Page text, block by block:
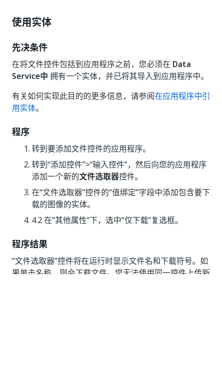
使用实体
先决条件
在将文件控件包括到应用程序之前，您必须在 Data
Service中 拥有一个实体，并已将其导入到应用程序中。
有关如何实现此目的的更多信息，请参阅在应用程序中引
用实体。
程序
转到要添加文件控件的应用程序。
转到“添加控件”>“输入控件”，然后向您的应用程序
添加一个新的文件选取器控件。
在“文件选取器”控件的“值绑定”字段中添加包含要下
载的图像的实体。
4.2 在“其他属性”下，选中“仅下载”复选框。
程序结果
“文件选取器”控件将在运行时显示文件名和下载符号。如
果单击名称，则会下载文件。您无法使用同一控件上传新